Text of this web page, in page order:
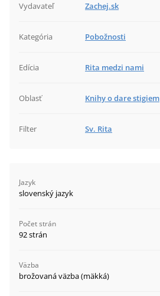
Vydavateľ Zachej.sk
Kategória Pobožnosti
Edícia Rita medzi nami
Oblasť Knihy o dare stigiem
Filter Sv. Rita
Jazyk
slovenský jazyk
Počet strán
92 strán
Väzba
brožovaná väzba (mäkká)